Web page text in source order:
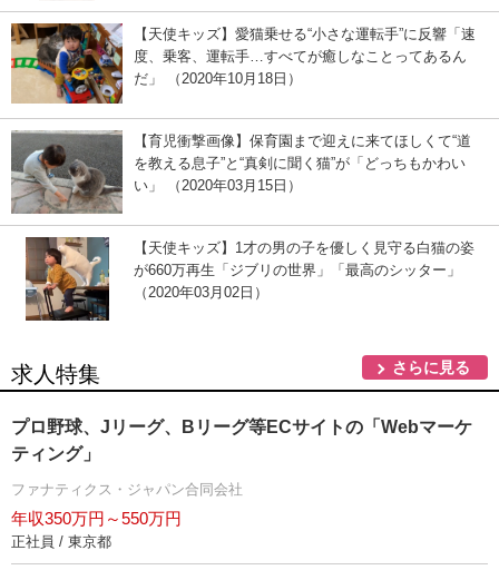
【天使キッズ】愛猫乗せる“小さな運転手”に反響「速
度、乗客、運転手…すべてが癒しなことってあるん
だ」 （2020年10月18日）
【育児衝撃画像】保育園まで迎えに来てほしくて“道
を教える息子”と“真剣に聞く猫”が「どっちもかわい
い」 （2020年03月15日）
【天使キッズ】1才の男の子を優しく見守る白猫の姿
が660万再生「ジブリの世界」「最高のシッター」
（2020年03月02日）
求人特集 さらに見る
プロ野球、Jリーグ、Bリーグ等ECサイトの「Webマーケ
ティング」
ファナティクス・ジャパン合同会社
年収350万円～550万円
正社員 / 東京都